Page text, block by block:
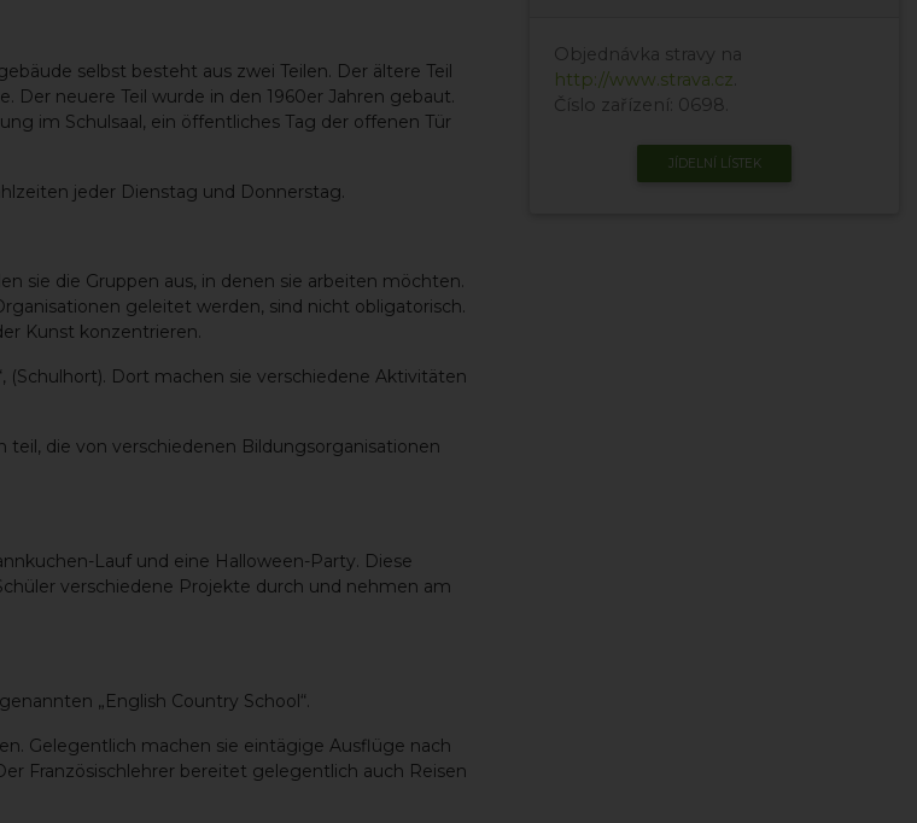
selbst besteht aus zwei Teilen. Der ältere Teil
Der neuere Teil wurde in den 1960er Jahren gebaut.
im Schulsaal, ein öffentliches Tag der offenen Tür
jeder Dienstag und Donnerstag.
sie die Gruppen aus, in denen sie arbeiten möchten.
geleitet werden, sind nicht obligatorisch.
Kunst konzentrieren.
Dort machen sie verschiedene Aktivitäten
die von verschiedenen Bildungsorganisationen
Lauf und eine Halloween-Party. Diese
verschiedene Projekte durch und nehmen am
„English Country School“.
Gelegentlich machen sie eintägige Ausflüge nach
Französischlehrer bereitet gelegentlich auch Reisen
Objednávka stravy na
http://www.strava.cz
Číslo zařízení: 0698.
JÍDELNÍ LÍSTEK